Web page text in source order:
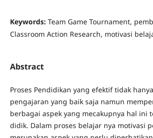
Keywords: Team Game Tournament,
Classroom Action Research, motivasi
Abstract
Proses Pendidikan yang efektif tidak
pengajaran yang baik saja namun
berbagai aspek yang mecakupnya hal ini
didik. Dalam proses belajar nya motivasi